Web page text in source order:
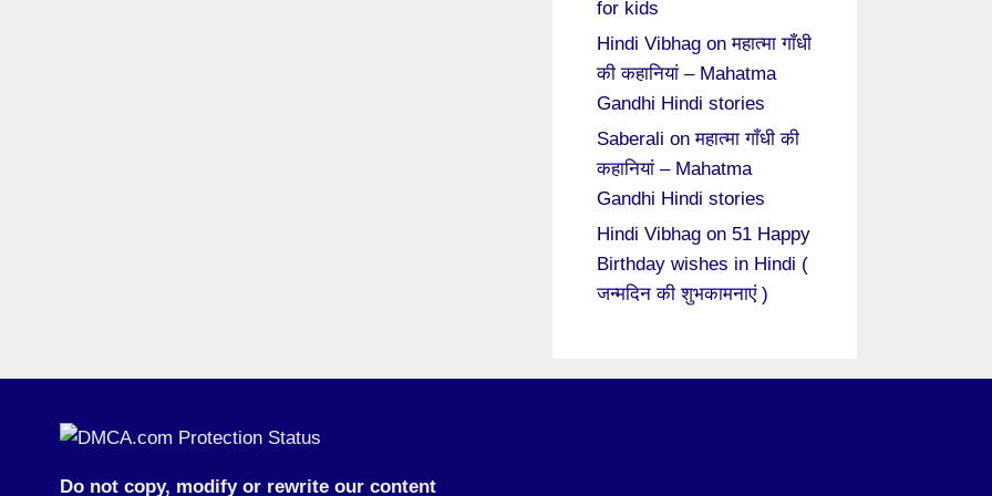
for kids
Hindi Vibhag onमहात्मा गाँधी
की कहानियां – Mahatma
Gandhi Hindi stories
Saberali onमहात्मा गाँधी की
कहानियां – Mahatma
Gandhi Hindi stories
Hindi Vibhag on 51 Happy
Birthday wishes in Hindi (
जन्मदिन की शुभकामनाएं )
Do not copy, modify or rewrite our content